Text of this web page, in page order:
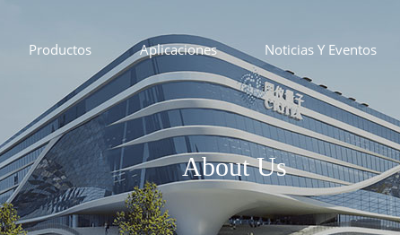
Productos Aplicaciones Noticias Y Eventos
About Us